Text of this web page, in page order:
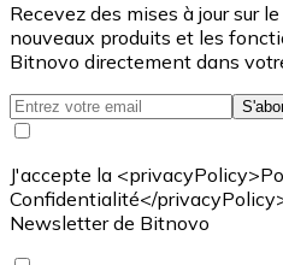
Recevez des mises à jour sur
nouveaux produits et les
Bitnovo directement dans
J'accepte la
Confidentialité</
Newsletter de Bitnovo